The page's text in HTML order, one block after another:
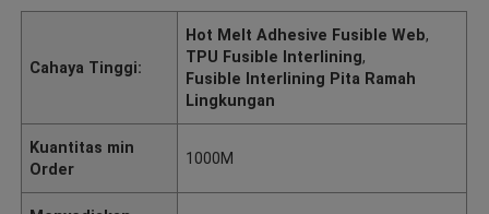
Cahaya Tinggi:
Hot Melt Adhesive Fusible Web,
TPU Fusible Interlining,
Fusible Interlining Pita Ramah
Lingkungan
Kuantitas min
Order
1000M